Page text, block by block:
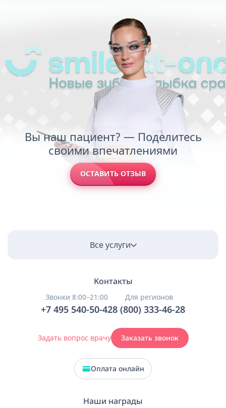
Вы наш пациент? — Поделитесь
своими впечатлениями
ОСТАВИТЬ ОТЗЫВ
Все услуги
Контакты
Звонки 8:00–21:00
+7 495 540-50-42
Для регионов
8 (800) 333-46-28
Задать вопрос врачу Заказать звонок
Оплата онлайн
Наши награды